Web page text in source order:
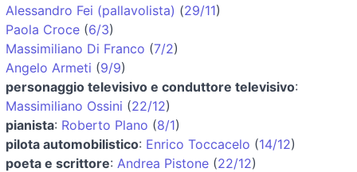
Alessandro Fei (pallavolista) (29/11)
Paola Croce (6/3)
Massimiliano Di Franco (7/2)
Angelo Armeti (9/9)
personaggio televisivo e conduttore televisivo:
Massimiliano Ossini (22/12)
pianista: Roberto Plano (8/1)
pilota automobilistico: Enrico Toccacelo (14/12)
poeta e scrittore: Andrea Pistone (22/12)